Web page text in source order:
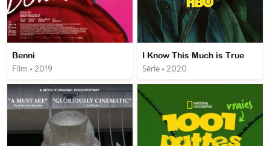
Benni
Film • 2019
I Know This Much is True
Série • 2020